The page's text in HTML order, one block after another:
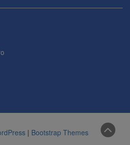
| Bootstrap Themes